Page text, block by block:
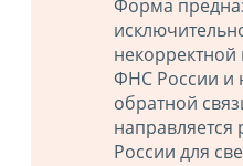
Форма
ФНС России и
обратной
направляется
России для